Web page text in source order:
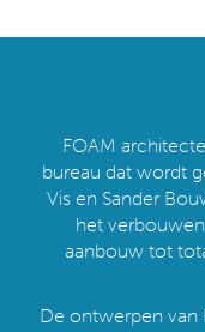
FOAM
bureau dat wordt
Vis en Sander
het
aanbouw tot
De ontwerpen van